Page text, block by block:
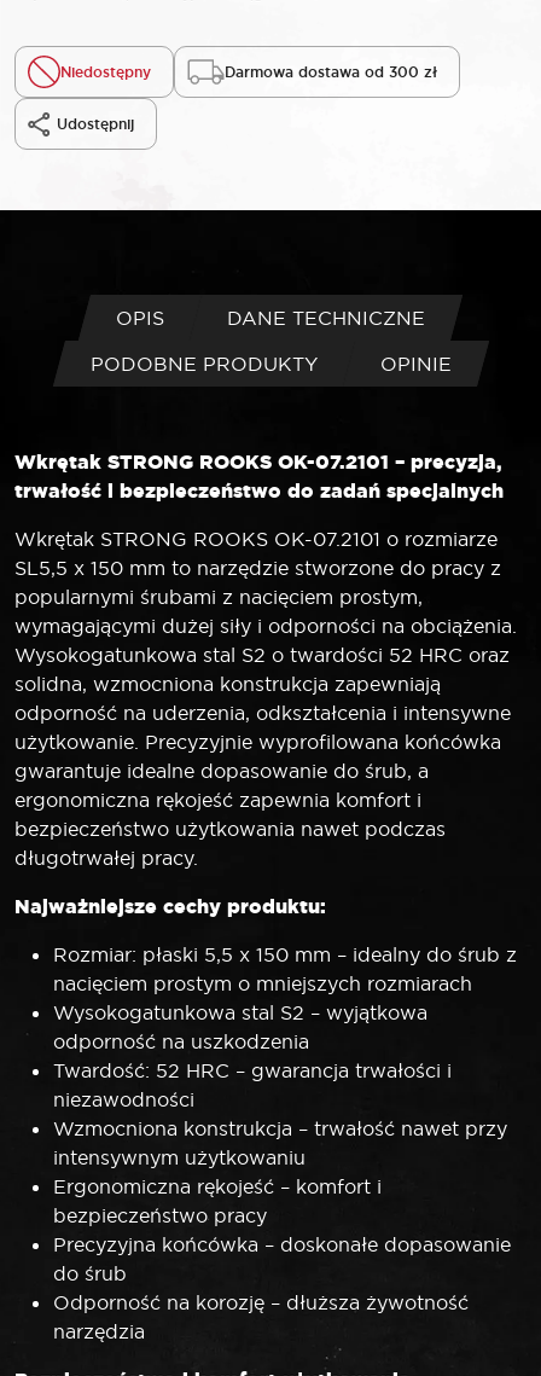
Niedostępny Darmowa dostawa od 300 zł
Udostępnij
OPIS
DANE TECHNICZNE
PODOBNE PRODUKTY
OPINIE
Wkrętak STRONG ROOKS OK-07.2101 – precyzja,
trwałość i bezpieczeństwo do zadań specjalnych
Wkrętak STRONG ROOKS OK-07.2101 o rozmiarze
SL5,5 x 150 mm to narzędzie stworzone do pracy z
popularnymi śrubami z nacięciem prostym,
wymagającymi dużej siły i odporności na obciążenia.
Wysokogatunkowa stal S2 o twardości 52 HRC oraz
solidna, wzmocniona konstrukcja zapewniają
odporność na uderzenia, odkształcenia i intensywne
użytkowanie. Precyzyjnie wyprofilowana końcówka
gwarantuje idealne dopasowanie do śrub, a
ergonomiczna rękojeść zapewnia komfort i
bezpieczeństwo użytkowania nawet podczas
długotrwałej pracy.
Najważniejsze cechy produktu:
Rozmiar: płaski 5,5 x 150 mm – idealny do śrub z
nacięciem prostym o mniejszych rozmiarach
Wysokogatunkowa stal S2 – wyjątkowa
odporność na uszkodzenia
Twardość: 52 HRC – gwarancja trwałości i
niezawodności
Wzmocniona konstrukcja – trwałość nawet przy
intensywnym użytkowaniu
Ergonomiczna rękojeść – komfort i
bezpieczeństwo pracy
Precyzyjna końcówka – doskonałe dopasowanie
do śrub
Odporność na korozję – dłuższa żywotność
narzędzia